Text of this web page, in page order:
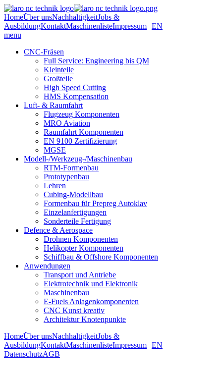
HomeÜber unsNachhaltigkeitJobs &
AusbildungKontaktMaschinenlisteImpressum EN
menu
CNC-Fräsen
Full Service: Engineering bis QM
Kleinteile
Großteile
High Speed Cutting
HMS Kompensation
Luft- & Raumfahrt
Flugzeug Komponenten
MRO Aviation
Raumfahrt Komponenten
EN 9100 Zertifizierung
MGSE
Modell-/Werkzeug-/Maschinenbau
RTM-Formenbau
Prototypenbau
Lehren
Cubing-Modellbau
Formenbau für Prepreg Autoklav
Einzelanfertigungen
Sonderteile Fertigung
Defence & Aerospace
Drohnen Komponenten
Helikopter Komponenten
Schiffbau & Offshore Komponenten
Anwendungen
Transport und Antriebe
Elektrotechnik und Elektronik
Maschinenbau
E-Fuels Anlagenkomponenten
CNC Kunst kreativ
Architektur Knotenpunkte
HomeÜber unsNachhaltigkeitJobs &
AusbildungKontaktMaschinenlisteImpressum EN
DatenschutzAGB